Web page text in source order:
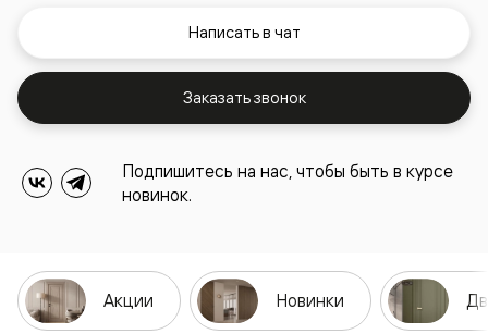
Написать в чат
Заказать звонок
Подпишитесь на нас, чтобы быть в курсе
новинок.
Акции Новинки